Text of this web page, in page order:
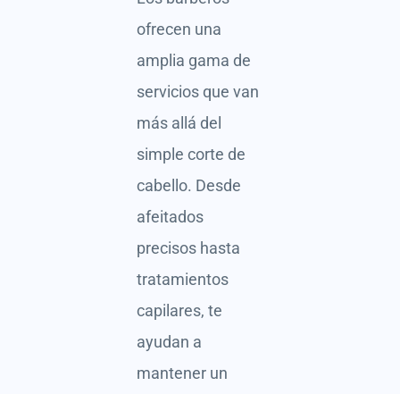
ofrecen una
amplia gama de
servicios que van
más allá del
simple corte de
cabello. Desde
afeitados
precisos hasta
tratamientos
capilares, te
ayudan a
mantener un